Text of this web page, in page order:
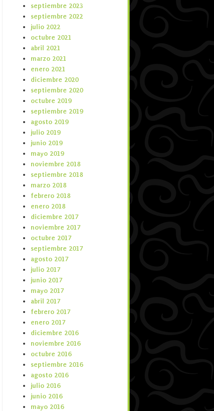
septiembre 2023
septiembre 2022
julio 2022
octubre 2021
abril 2021
marzo 2021
enero 2021
diciembre 2020
septiembre 2020
octubre 2019
septiembre 2019
agosto 2019
julio 2019
junio 2019
mayo 2019
noviembre 2018
septiembre 2018
marzo 2018
febrero 2018
enero 2018
diciembre 2017
noviembre 2017
octubre 2017
septiembre 2017
agosto 2017
julio 2017
junio 2017
mayo 2017
abril 2017
febrero 2017
enero 2017
diciembre 2016
noviembre 2016
octubre 2016
septiembre 2016
agosto 2016
julio 2016
junio 2016
mayo 2016